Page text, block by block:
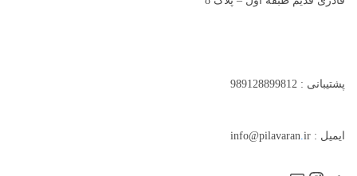
پشتیبانی : 989128899812
ایمیل : info@pilavaran ir